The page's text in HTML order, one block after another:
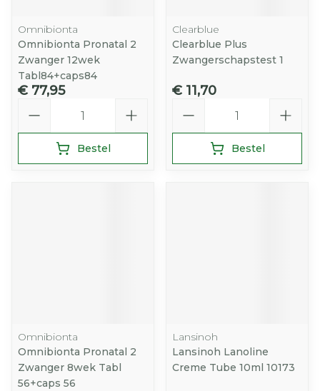
Omnibionta
Omnibionta Pronatal 2
Zwanger 12wek
Tabl84+caps84
€ 77,95
Bestel
Clearblue
Clearblue Plus
Zwangerschapstest 1
€ 11,70
Bestel
Omnibionta
Omnibionta Pronatal 2
Zwanger 8wek Tabl
56+caps 56
Lansinoh
Lansinoh Lanoline
Creme Tube 10ml 10173